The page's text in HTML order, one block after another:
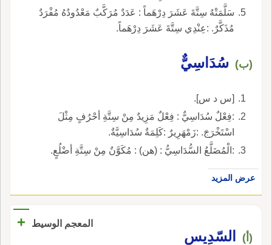
سَلَّمَتْهُ سِتَّةَ عَشَرَ دِرْهَماً : عَدَدٌ مُرَكَّبٌ مَعْدُودُهُ مُفْرَدٌ
مُذَكَّرٌ. :عِنْدِي سِتَّةَ عَشَرَ دِرْهَماً.
(ب) سُدَاسِيٌّ
[س د س].
:فِعْلٌ سُدَاسِيٌّ : فِعْلٌ مَزِيدٌ مِنْ سِتَّةِ أحْرُفٍ مِثْلَ
اسْتَخْرَجَ. :زَمْهَرِيرٌ :كَلِمَةٌ سُدَاسِيَّةٌ.
:الْمُضَلَّعُ السُّدَاسِيُّ : (هن) : مُكَوَّنٌ مِنْ سِتَّةِ أضْلُعٍ.
عرض المزيد
المعجم الوسيط +
(أ) السّدِيس